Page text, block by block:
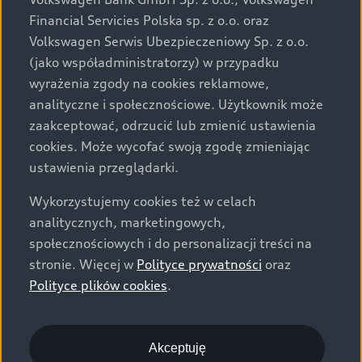
za dopłatą. Wiążące ustalenie ceny, wyposażenia i
specyfikacji pojazdu następują w umowie sprzedaży, a
określenie parametrów technicznych zawiera
świadectwo homologacji typu pojazdu. Zastrzegamy
sobie prawo do zmian i pomyłek. Wszelkie informacje
prezentowane na stronie są aktualne na dzień ich
zamieszczania. W celu uzyskania najnowszych
informacji prosimy kontaktować się z Partnerem Marki
Audi.
Wszystkie produkowane obecnie samochody marki Audi
są wykonywane z materiałów spełniających pod
względem możliwości odzysku i recyklingu wymagania
określone w normie ISO 22628 i są zgodne z
europejskimi świadectwami homologacji wydanymi wg
o.o. podlega obowiązkowi zapewnienia wszystkim
użytkownikom samochodów marki Volkswagen sieci
Financial Servicies Polska sp. z o.o. oraz
Volkswagen Serwis Ubezpieczeniowy Sp. z o.o.
(jako współadministratorzy) w przypadku
wyrażenia zgody na cookies reklamowe,
analityczne i społecznościowe. Użytkownik może
zaakceptować, odrzucić lub zmienić ustawienia
cookies. Może wycofać swoją zgodę zmieniając
ustawienia przeglądarki.
Wykorzystujemy cookies też w celach
analitycznych, marketingowych,
społecznościowych i do personalizacji treści na
stronie. Więcej w Polityce prywatności oraz
Polityce plików cookies.
Akceptuję